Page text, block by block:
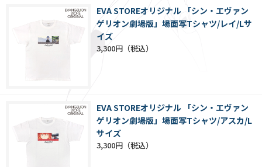
EVA STOREオリジナル 「シン・エヴァン
ゲリオン劇場版」場面写Tシャツ/レイ/Lサ
イズ
3,300円
EVA STOREオリジナル 「シン・エヴァン
ゲリオン劇場版」場面写Tシャツ/アスカ/L
サイズ
3,300円